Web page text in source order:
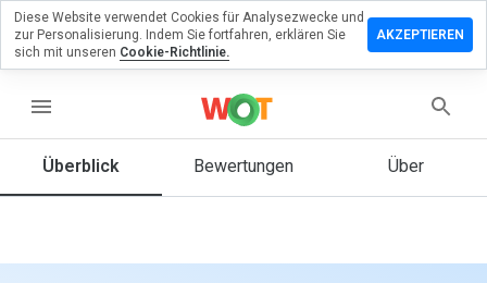
menu
Überblick Bewertungen Über
Sie
zu
Wie
Website
Diese Website verwendet Cookies für Analysezwecke und
zur Personalisierung. Indem Sie fortfahren, erklären Sie
sich mit unseren Cookie-Richtlinie.
AKZEPTIEREN